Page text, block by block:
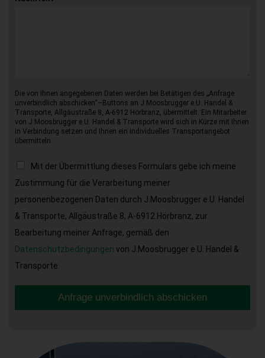
Die von Ihnen angegebenen Daten werden bei Betätigen des „Anfrage
unverbindlich abschicken“–Buttons an J.Moosbrugger e.U. Handel &
Transporte, Allgäustraße 8, A-6912 Hörbranz, übermittelt. Ein Mitarbeiter
von J.Moosbrugger e.U. Handel & Transporte wird sich in Kürze mit Ihnen
in Verbindung setzen und Ihnen ein individuelles Transportangebot
übermitteln.
Mit der Übermittlung dieses Formulars gebe ich meine
Zustimmung für die Verarbeitung meiner
personenbezogenen Daten durch J.Moosbrugger e.U. Handel
& Transporte, Allgäustraße 8, A-6912 Hörbranz, zur
Bearbeitung meiner Anfrage, gemäß den
Datenschutzbedingungen von J.Moosbrugger e.U. Handel &
Transporte.
Anfrage unverbindlich abschicken